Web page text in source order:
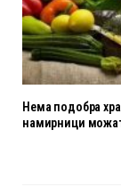
Нема подобра
намирници